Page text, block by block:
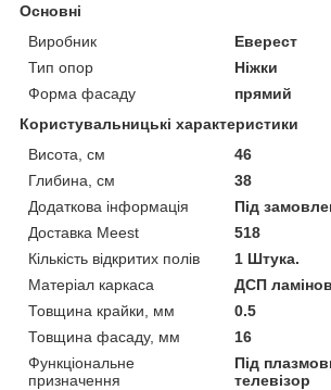
Основні
Виробник
Еверест
Тип опор
Ніжки
Форма фасаду
прямий
Користувальницькі характеристики
Висота, см
46
Глибина, см
38
Додаткова інформація
Під
Доставка Meest
518
Кількість відкритих полів
1 Штука.
Матеріал каркаса
ДСП
Товщина крайки, мм
0.5
Товщина фасаду, мм
16
Функціональне
призначення
Під
телевізор